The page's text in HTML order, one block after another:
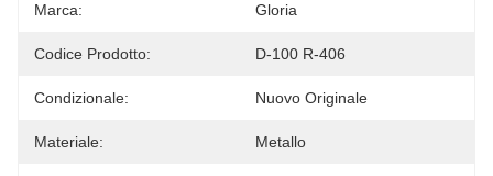
Marca: Gloria
Codice Prodotto: D-100 R-406
Condizionale: Nuovo Originale
Materiale: Metallo